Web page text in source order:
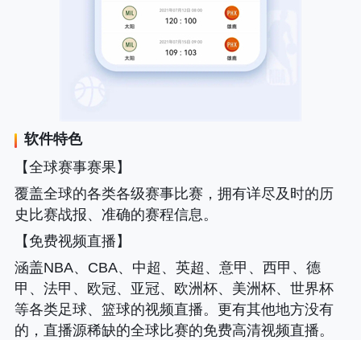
软件特色
【全球赛事赛果】
覆盖全球的各类各级赛事比赛，拥有详尽及时的历
史比赛战报、准确的赛程信息。
【免费视频直播】
涵盖NBA、CBA、中超、英超、意甲、西甲、德
甲、法甲、欧冠、亚冠、欧洲杯、美洲杯、世界杯
等各类足球、篮球的视频直播。更有其他地方没有
的，直播源稀缺的全球比赛的免费高清视频直播。